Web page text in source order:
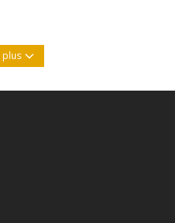
plus